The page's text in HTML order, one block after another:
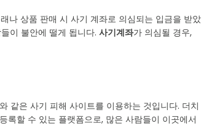
나 상품 판매 시 사기 계좌로 의심되는 입금을 받았
이 불안에 떨게 됩니다. 사기계좌가 의심될 경우,
와 같은 사기 피해 사이트를 이용하는 것입니다. 더치
록할 수 있는 플랫폼으로, 많은 사람들이 이곳에서